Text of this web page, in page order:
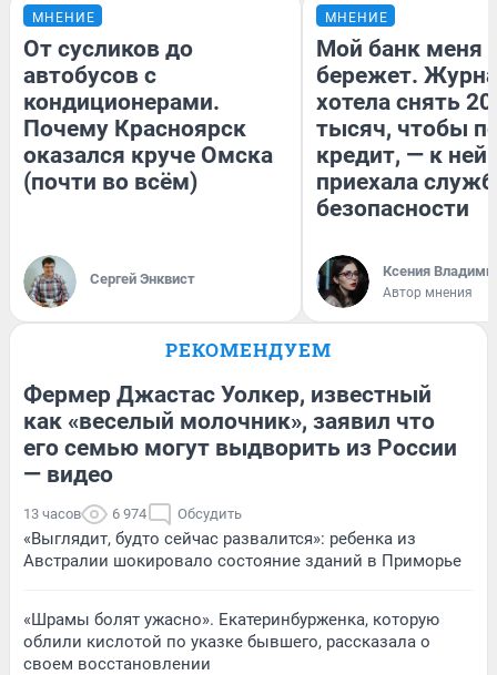
МНЕНИЕ
От сусликов до
автобусов с
кондиционерами.
Почему Красноярск
оказался круче Омска
(почти во всём)
Сергей Энквист
МНЕНИЕ
Мой банк меня
бережет.
хотела снять
тысяч, чтобы
кредит, — к
приехала
безопасности
Ксения
Автор мнения
РЕКОМЕНДУЕМ
Фермер Джастас Уолкер, известный
как «веселый молочник», заявил что
его семью могут выдворить из России
— видео
13 часов 6 974 Обсудить
«Выглядит, будто сейчас развалится»: ребенка из
Австралии шокировало состояние зданий в Приморье
«Шрамы болят ужасно». Екатеринбурженка, которую
облили кислотой по указке бывшего, рассказала о
своем восстановлении